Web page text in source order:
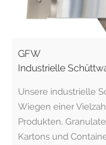
GFW
Industrielle
Unsere industrielle
Wiegen einer
Produkten,
Kartons und